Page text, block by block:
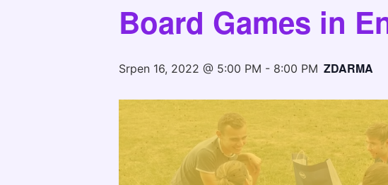
Board Games in
Srpen 16, 2022 @ 5:00 PM - 8:00 PM ZDARMA